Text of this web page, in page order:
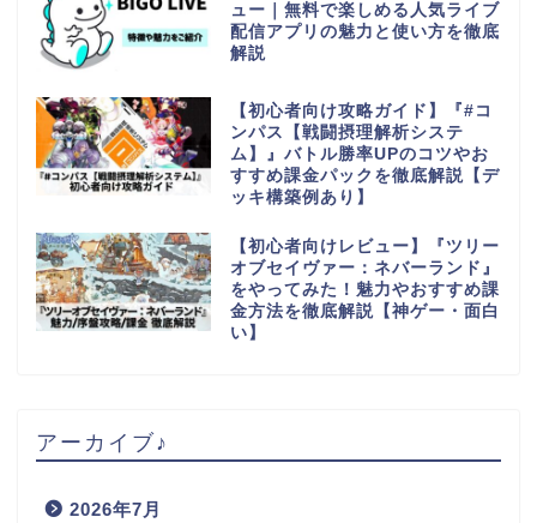
ュー｜無料で楽しめる人気ライブ
配信アプリの魅力と使い方を徹底
解説
【初心者向け攻略ガイド】『#コ
ンパス【戦闘摂理解析システ
ム】』バトル勝率UPのコツやお
すすめ課金パックを徹底解説【デ
ッキ構築例あり】
【初心者向けレビュー】『ツリー
オブセイヴァー：ネバーランド』
をやってみた！魅力やおすすめ課
金方法を徹底解説【神ゲー・面白
い】
アーカイブ♪
2026年7月